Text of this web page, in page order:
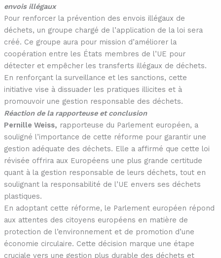
envois illégaux
Pour renforcer la prévention des envois illégaux de
déchets, un groupe chargé de l’application de la loi sera
créé. Ce groupe aura pour mission d’améliorer la
coopération entre les États membres de l’UE pour
détecter et empêcher les transferts illégaux de déchets.
En renforçant la surveillance et les sanctions, cette
initiative vise à dissuader les pratiques illicites et à
promouvoir une gestion responsable des déchets.
Réaction de la rapporteuse et conclusion
Pernille Weiss, rapporteuse du Parlement européen, a
souligné l’importance de cette réforme pour garantir une
gestion adéquate des déchets. Elle a affirmé que cette loi
révisée offrira aux Européens une plus grande certitude
quant à la gestion responsable de leurs déchets, tout en
soulignant la responsabilité de l’UE envers ses déchets
plastiques.
En adoptant cette réforme, le Parlement européen répond
aux attentes des citoyens européens en matière de
protection de l’environnement et de promotion d’une
économie circulaire. Cette décision marque une étape
cruciale vers une gestion plus durable des déchets et